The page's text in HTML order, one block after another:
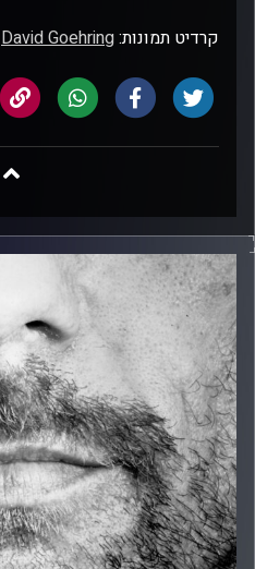
קרדיט תמונות:David Goehring